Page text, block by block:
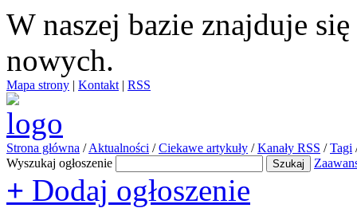
W naszej bazie znajduje się
nowych.
Mapa strony | Kontakt | RSS
Strona główna / Aktualności / Ciekawe artykuły / Kanały RSS / Tagi
Wyszukaj ogłoszenie
+ Dodaj ogłoszenie